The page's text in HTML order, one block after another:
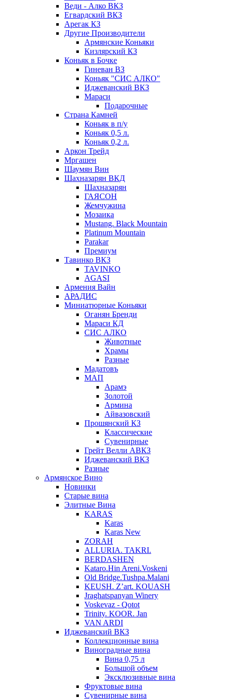
Веди - Алко ВКЗ
Егвардский ВКЗ
Арегак КЗ
Другие Производители
Армянские Коньяки
Кизлярский КЗ
Коньяк в Бочке
Гиневан ВЗ
Коньяк "СИС АЛКО"
Иджеванский ВКЗ
Мараси
Подарочные
Страна Камней
Коньяк в п/у
Коньяк 0,5 л.
Коньяк 0,2 л.
Аркон Трейд
Мргашен
Шаумян Вин
Шахназарян ВКД
Шахназарян
ГАЯСОН
Жемчужина
Мозаика
Mustang. Black Mountain
Platinum Mountain
Parakar
Премиум
Тавинко ВКЗ
TAVINKO
AGASI
Армения Вайн
АРАДИС
Миниатюрные Коньяки
Оганян Бренди
Мараси КД
СИС АЛКО
Животные
Храмы
Разные
Мадатовъ
МАП
Арамэ
Золотой
Армина
Айвазовский
Прошянский КЗ
Классические
Сувенирные
Грейт Велли АВКЗ
Иджеванский ВКЗ
Разные
Армянское Вино
Новинки
Старые вина
Элитные Вина
KARAS
Karas
Karas New
ZORAH
ALLURIA. TAKRI.
BERDASHEN
Kataro.Hin Areni.Voskeni
Old Bridge.Tushpa.Malani
KEUSH. Z’art. KOUASH
Jraghatspanyan Winery
Voskevaz - Qotot
Trinity. KOOR. Jan
VAN ARDI
Иджеванский ВКЗ
Коллекционные вина
Виноградные вина
Вина 0,75 л
Большой объем
Эксклюзивные вина
Фруктовые вина
Cувенирные вина